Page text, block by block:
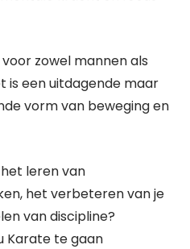
zowel mannen als
is een uitdagende maar
vorm van beweging en
leren van
het verbeteren van je
van discipline?
Karate te gaan